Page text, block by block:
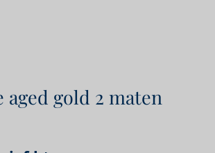
aged gold 2 maten